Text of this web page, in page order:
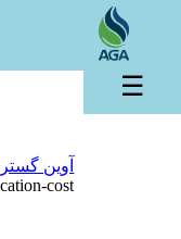
آوین گستر
cost
☰